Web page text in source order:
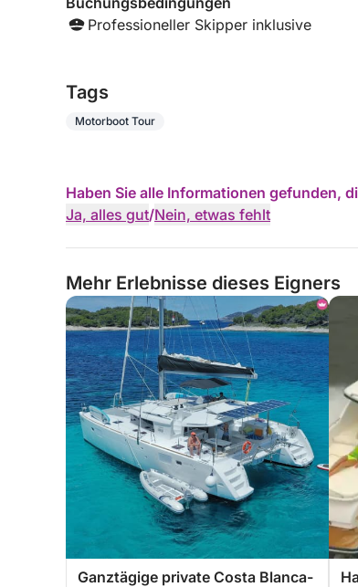
Professioneller Skipper inklusive
Tags
Motorboot Tour
Haben Sie alle Informationen gefunden,
Ja, alles gut/Nein, etwas fehlt
Mehr Erlebnisse dieses Eigners
Ganztägige private Costa Blanca-